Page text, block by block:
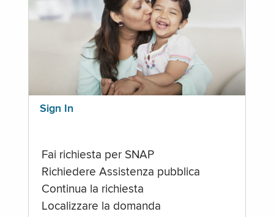
Sign In
Fai richiesta per SNAP
Richiedere Assistenza pubblica
Continua la richiesta
Localizzare la domanda